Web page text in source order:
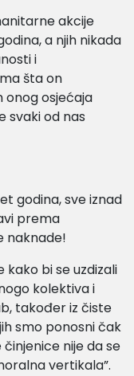
akcije
a njih nikada
i
šta on
onog osjećaja
svaki od nas
godina, sve iznad
prema
naknade!
kako bi se uzdizali
kolektiva i
također iz čiste
smo ponosni čak
činjenice nije da se
vertikala”.